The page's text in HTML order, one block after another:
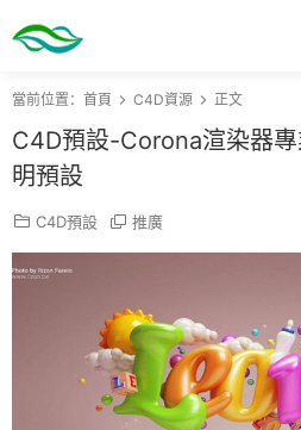
當前位置： 首頁 C4D資源 正文
C4D預設-Corona渲染器
明預設
C4D預設 推廣